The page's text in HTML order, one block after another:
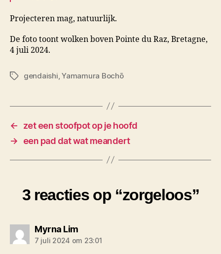
Projecteren mag, natuurlijk.
De foto toont wolken boven Pointe du Raz, Bretagne,
4 juli 2024.
Tagsgendaishi ,Yamamura Bochō
←
zet een stoofpot op je hoofd
→
een pad dat wat meandert
3 reacties op “zorgeloos”
Myrna Limzegt:
7 juli 2024 om 23:01